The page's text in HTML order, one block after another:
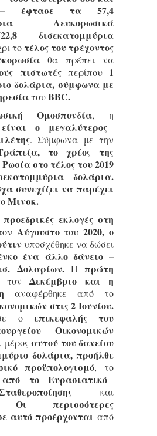
– έφτασε τα 57,4
Λευκορωσικά
δισεκατομμύρια
το τέλος του τρέχοντος
θα πρέπει να
πιστωτέςπερίπου 1
δολάρια, σύμφωνα με
τουBBC.
Ομοσπονδία, η
ο μεγαλύτερος
. Σύμφωνα με την
το χρέος της
Ρωσία στο τέλος του 2019
δολάρια.
συνεχίζει να παρέχει
Μινσκ.
προεδρικές εκλογές στη
Αύγουστοτου2020, ο
υποσχέθηκε να δώσει
ένα άλλο δάνειο –
Δολαρίων.Η πρώτη
τονΔεκέμβριο και η
αναφέρθηκε από το
στις 2 Ιουνίου.
οεπικεφαλής του
Οικονομικών
, μέρος αυτού του δανείου
δολάρια, προήλθε
προϋπολογισμό, το
το Ευρασιατικό
και
Οι περισσότερες
αυτό προέρχονται από